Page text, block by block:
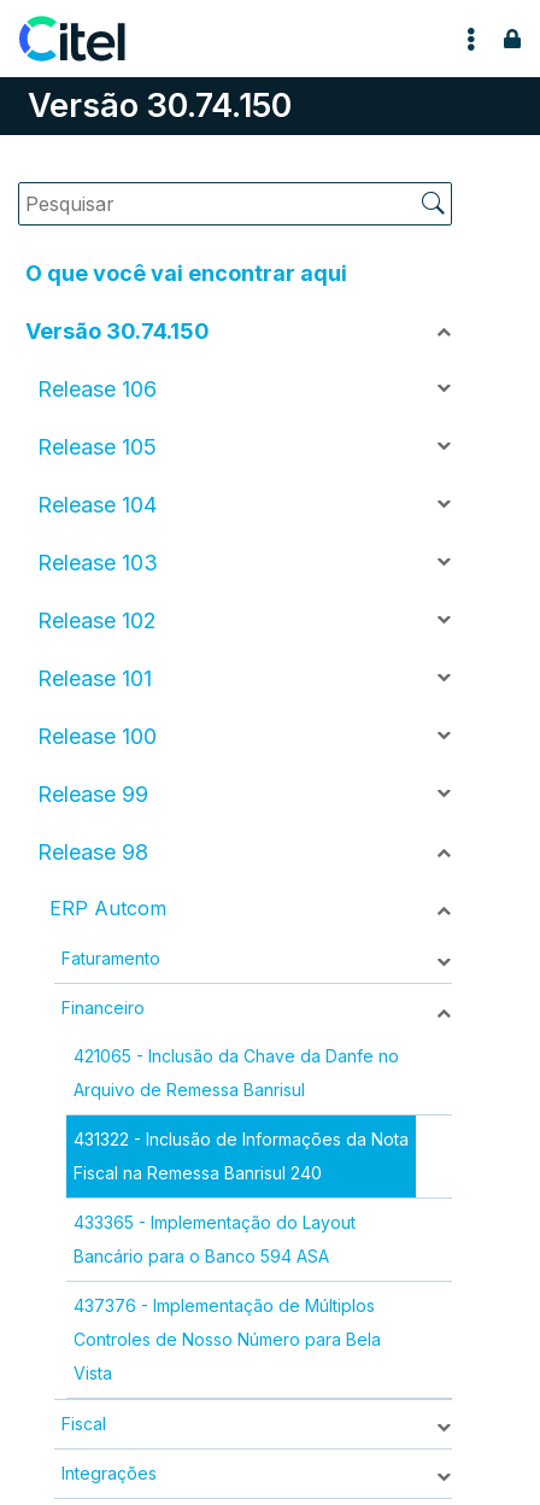
Pular para o conteúdo
Versão 30.74.150
O que você vai encontrar aqui
Versão 30.74.150
Release 106
Release 105
Release 104
Release 103
Release 102
Release 101
Release 100
Release 99
Release 98
ERP Autcom
Faturamento
Financeiro
421065 - Inclusão da Chave da Danfe no
Arquivo de Remessa Banrisul
431322 - Inclusão de Informações da Nota
Fiscal na Remessa Banrisul 240
433365 - Implementação do Layout
Bancário para o Banco 594 ASA
437376 - Implementação de Múltiplos
Controles de Nosso Número para Bela
Vista
Fiscal
Integrações